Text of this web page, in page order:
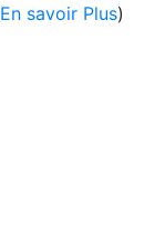
En savoir Plus)